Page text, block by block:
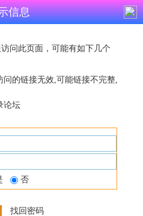
信息
问此页面，可能有如下几个
的链接无效,可能链接不完整,
论坛
否
找回密码